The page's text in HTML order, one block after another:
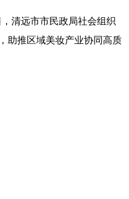
清远市市民政局社会组织
助推区域美妆产业协同高质